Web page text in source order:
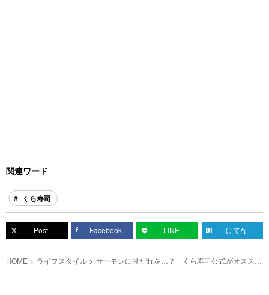
関連ワード
くら寿司
Post Facebook LINE はてな
HOME ライフスタイル サーモンに甘だれを…？ くら寿司公式がオススメ
するアレンジとは